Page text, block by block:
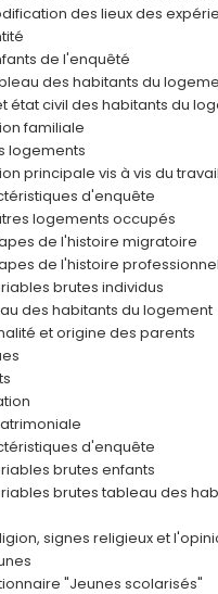
des lieux des
de l'enquêté
des habitants du
état civil des habitants du
familiale
logements
principale vis à vis du travail
d'enquête
logements occupés
de l'histoire migratoire
de l'histoire
brutes individus
des habitants du logement
et origine des parents
d'enquête
brutes enfants
brutes tableau des
signes religieux et
"Jeunes scolarisés"